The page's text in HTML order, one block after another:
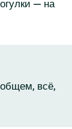
— на
всё,